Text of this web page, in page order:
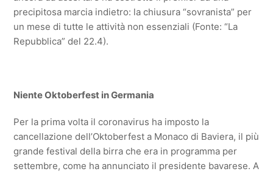
precipitosa marcia indietro: la chiusura “sovranista” per
un mese di tutte le attività non essenziali (Fonte: “La
Repubblica” del 22.4).
Niente Oktoberfest in Germania
Per la prima volta il coronavirus ha imposto la
cancellazione dell’Oktoberfest a Monaco di Baviera, il più
grande festival della birra che era in programma per
settembre, come ha annunciato il presidente bavarese. A